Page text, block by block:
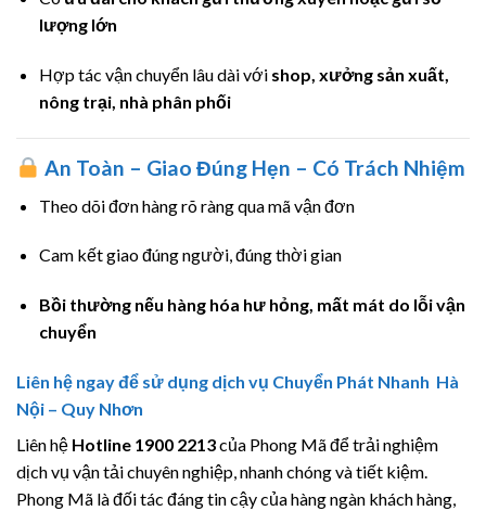
lượng lớn
Hợp tác vận chuyển lâu dài với shop, xưởng sản xuất,
nông trại, nhà phân phối
An Toàn – Giao Đúng Hẹn – Có Trách Nhiệm
Theo dõi đơn hàng rõ ràng qua mã vận đơn
Cam kết giao đúng người, đúng thời gian
Bồi thường nếu hàng hóa hư hỏng, mất mát do lỗi vận
chuyển
Liên hệ ngay để sử dụng dịch vụ Chuyển Phát Nhanh Hà
Nội – Quy Nhơn
Liên hệ Hotline 1900 2213của Phong Mã để trải nghiệm
dịch vụ vận tải chuyên nghiệp, nhanh chóng và tiết kiệm.
Phong Mã là đối tác đáng tin cậy của hàng ngàn khách hàng,